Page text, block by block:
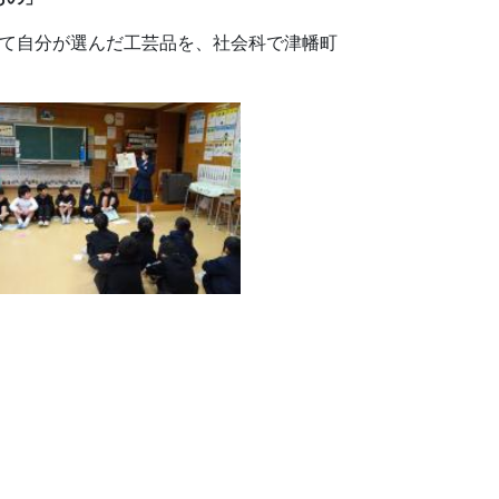
自分が選んだ工芸品を、社会科で津幡町